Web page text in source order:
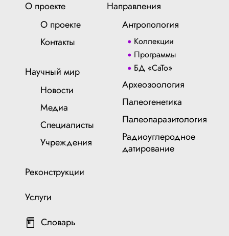
О проекте
О проекте
Контакты
Научный мир
Новости
Медиа
Специалисты
Учреждения
Реконструкции
Услуги
Словарь
Направления
Антропология
Коллекции
Программы
БД «СаТо»
Археозоология
Палеогенетика
Палеопаразитология
Радиоуглеродное
датирование